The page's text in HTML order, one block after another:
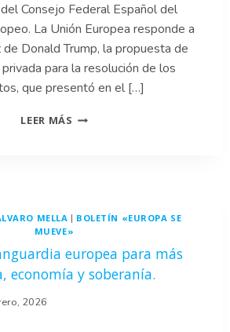
Consejo Federal Español del
La Unión Europea responde a
de Donald Trump, la propuesta de
para la resolución de los
que presentó en el […]
LEER MÁS 6.
ANTE
LA
ORGANIZACIÓN
PRIVADA
DE
MELLA
BOLETÍN «EUROPA SE
MUEVE»
europea para más
economía y soberanía.
2026